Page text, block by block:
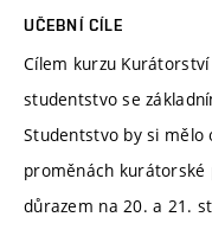
UČEBNÍ CÍLE
Cílem kurzu
studentstvo se
Studentstvo by si
proměnách
důrazem na 20. a 21.